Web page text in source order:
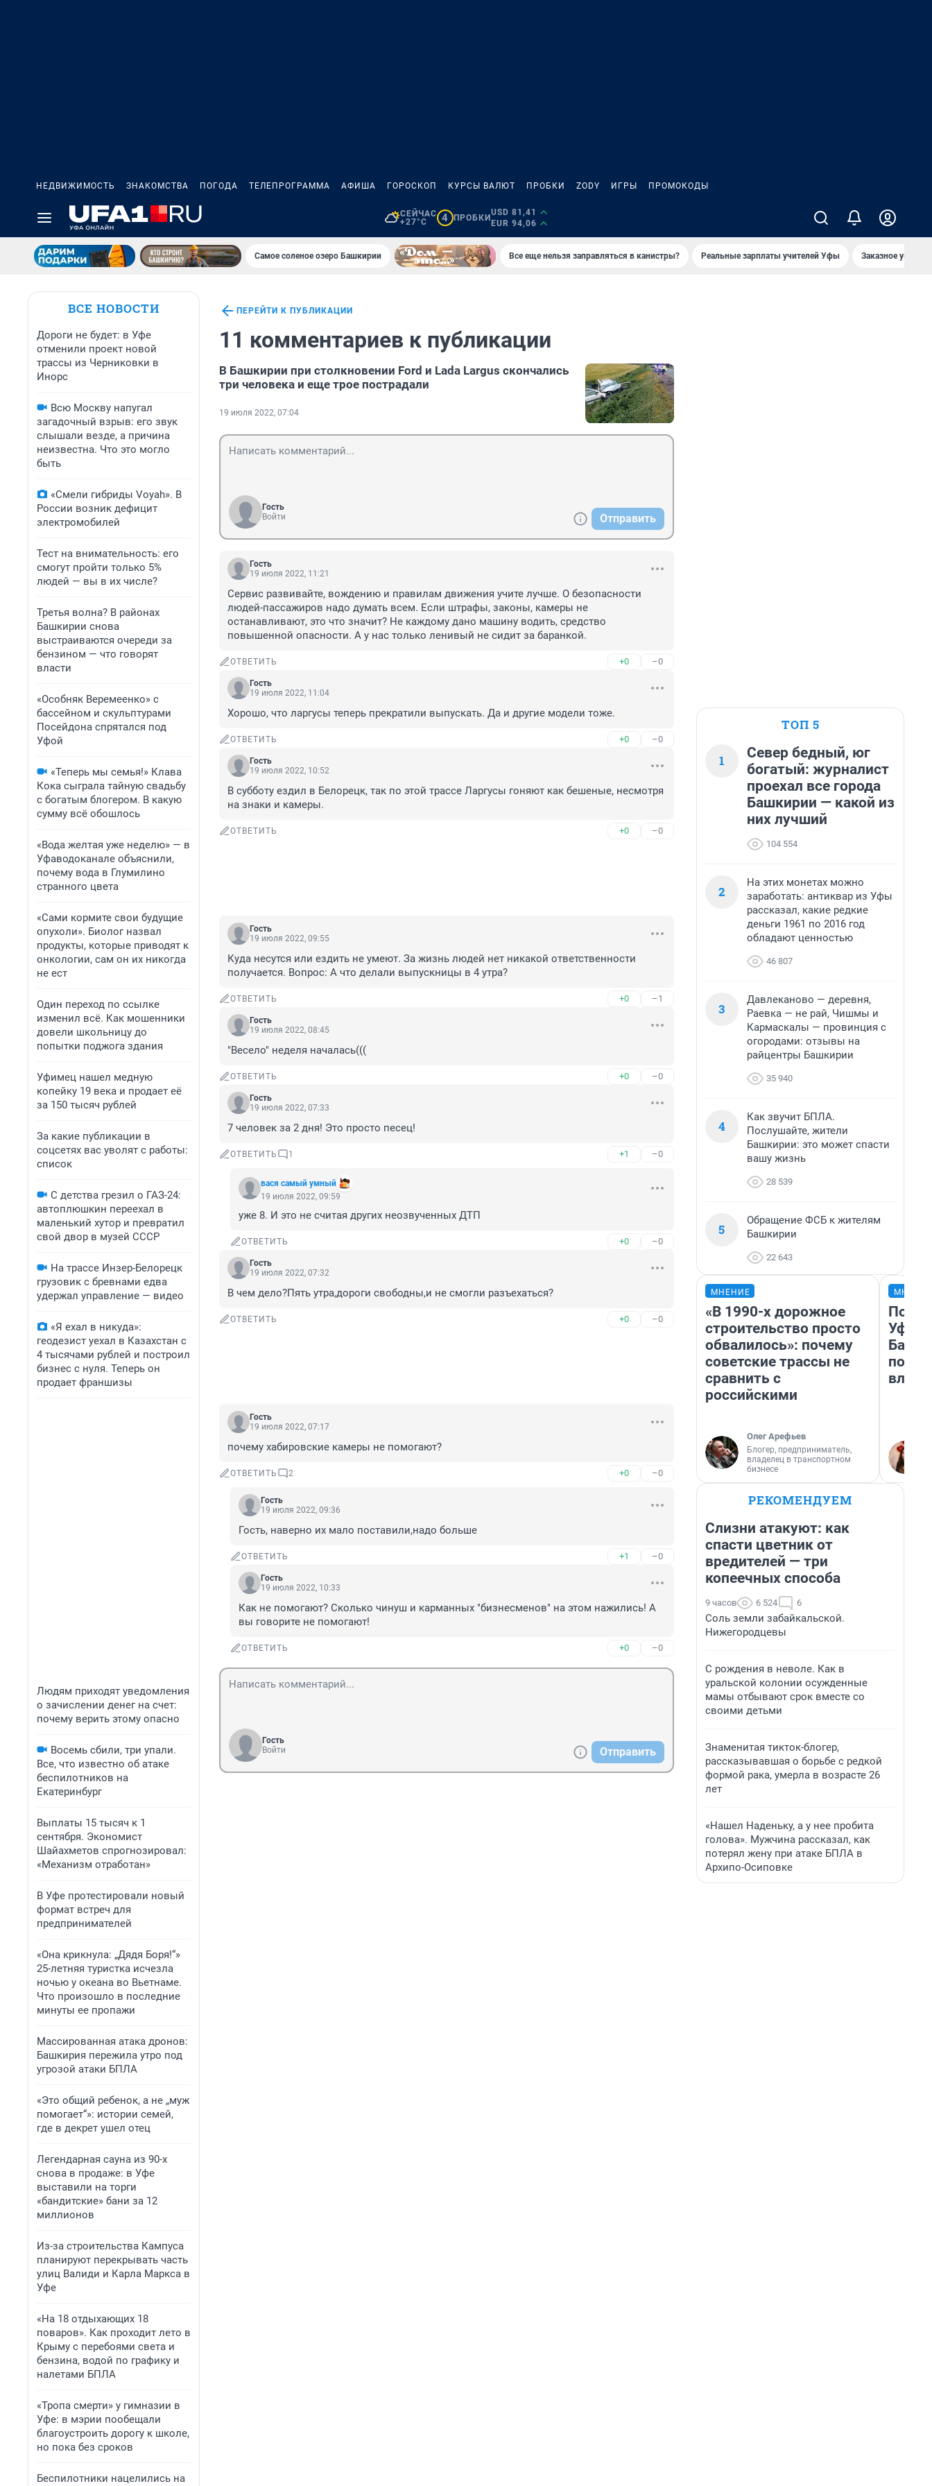
НЕДВИЖИМОСТЬ ЗНАКОМСТВА ПОГОДА ТЕЛЕПРОГРАММА АФИША ГОРОСКОП КУРСЫ ВАЛЮТ ПРОБКИ ZODY ИГРЫ ПРОМОКОДЫ
СЕЙЧАС
+27°C
4 ПРОБКИ
USD 81,41
EUR 94,06
Самое соленое озеро Башкирии Все еще нельзя заправляться в канистры? Реальные зарплаты учителей Уфы Заказное
ВСЕ НОВОСТИ
Дороги не будет: в Уфе
отменили проект новой
трассы из Черниковки в
Инорс
Всю Москву напугал
загадочный взрыв: его звук
слышали везде, а причина
неизвестна. Что это могло
быть
«Смели гибриды Voyah». В
России возник дефицит
электромобилей
Тест на внимательность: его
смогут пройти только 5%
людей — вы в их числе?
Третья волна? В районах
Башкирии снова
выстраиваются очереди за
бензином — что говорят
власти
«Особняк Веремеенко» с
бассейном и скульптурами
Посейдона спрятался под
Уфой
«Теперь мы семья!» Клава
Кока сыграла тайную свадьбу
с богатым блогером. В какую
сумму всё обошлось
«Вода желтая уже неделю» — в
Уфаводоканале объяснили,
почему вода в Глумилино
странного цвета
«Сами кормите свои будущие
опухоли». Биолог назвал
продукты, которые приводят к
онкологии, сам он их никогда
не ест
Один переход по ссылке
изменил всё. Как мошенники
довели школьницу до
попытки поджога здания
Уфимец нашел медную
копейку 19 века и продает её
за 150 тысяч рублей
За какие публикации в
соцсетях вас уволят с работы:
список
С детства грезил о ГАЗ-24:
автоплюшкин переехал в
маленький хутор и превратил
свой двор в музей СССР
На трассе Инзер-Белорецк
грузовик с бревнами едва
удержал управление — видео
«Я ехал в никуда»:
геодезист уехал в Казахстан с
4 тысячами рублей и построил
бизнес с нуля. Теперь он
продает франшизы
Людям приходят уведомления
о зачислении денег на счет:
почему верить этому опасно
Восемь сбили, три упали.
Все, что известно об атаке
беспилотников на
Екатеринбург
Выплаты 15 тысяч к 1
сентября. Экономист
Шайахметов спрогнозировал:
«Механизм отработан»
В Уфе протестировали новый
формат встреч для
предпринимателей
«Она крикнула: „Дядя Боря!“»
25-летняя туристка исчезла
ночью у океана во Вьетнаме.
Что произошло в последние
минуты ее пропажи
Массированная атака дронов:
Башкирия пережила утро под
угрозой атаки БПЛА
«Это общий ребенок, а не „муж
помогает“»: истории семей,
где в декрет ушел отец
Легендарная сауна из 90-х
снова в продаже: в Уфе
выставили на торги
«бандитские» бани за 12
миллионов
Из-за строительства Кампуса
планируют перекрывать часть
улиц Валиди и Карла Маркса в
Уфе
«На 18 отдыхающих 18
поваров». Как проходит лето в
Крыму с перебоями света и
бензина, водой по графику и
налетами БПЛА
«Тропа смерти» у гимназии в
Уфе: в мэрии пообещали
благоустроить дорогу к школе,
но пока без сроков
Беспилотники нацелились на
ПЕРЕЙТИ К ПУБЛИКАЦИИ
11 комментариев к публикации
В Башкирии при столкновении Ford и Lada Largus скончались
три человека и еще трое пострадали
19 июля 2022, 07:04
Гость
Войти
Отправить
Гость
19 июля 2022, 11:21
Сервис развивайте, вождению и правилам движения учите лучше. О безопасности
людей-пассажиров надо думать всем. Если штрафы, законы, камеры не
останавливают, это что значит? Не каждому дано машину водить, средство
повышенной опасности. А у нас только ленивый не сидит за баранкой.
ОТВЕТИТЬ +0 –0
Гость
19 июля 2022, 11:04
Хорошо, что ларгусы теперь прекратили выпускать. Да и другие модели тоже.
ОТВЕТИТЬ +0 –0
Гость
19 июля 2022, 10:52
В субботу ездил в Белорецк, так по этой трассе Ларгусы гоняют как бешеные, несмотря
на знаки и камеры.
ОТВЕТИТЬ +0 –0
Гость
19 июля 2022, 09:55
Куда несутся или ездить не умеют. За жизнь людей нет никакой ответственности
получается. Вопрос: А что делали выпускницы в 4 утра?
ОТВЕТИТЬ +0 –1
Гость
19 июля 2022, 08:45
"Весело" неделя началась(((
ОТВЕТИТЬ +0 –0
Гость
19 июля 2022, 07:33
7 человек за 2 дня! Это просто песец!
ОТВЕТИТЬ 1 +1 –0
вася самый умный
19 июля 2022, 09:59
уже 8. И это не считая других неозвученных ДТП
ОТВЕТИТЬ +0 –0
Гость
19 июля 2022, 07:32
В чем дело?Пять утра,дороги свободны,и не смогли разъехаться?
ОТВЕТИТЬ +0 –0
Гость
19 июля 2022, 07:17
почему хабировские камеры не помогают?
ОТВЕТИТЬ 2 +0 –0
Гость
19 июля 2022, 09:36
Гость, наверно их мало поставили,надо больше
ОТВЕТИТЬ +1 –0
Гость
19 июля 2022, 10:33
Как не помогают? Сколько чинуш и карманных "бизнесменов" на этом нажились! А
вы говорите не помогают!
ОТВЕТИТЬ +0 –0
Гость
Войти
Отправить
ТОП 5
1
Север бедный, юг
богатый: журналист
проехал все города
Башкирии — какой из
них лучший
104 554
2
На этих монетах можно
заработать: антиквар из Уфы
рассказал, какие редкие
деньги 1961 по 2016 год
обладают ценностью
46 807
3
Давлеканово — деревня,
Раевка — не рай, Чишмы и
Кармаскалы — провинция с
огородами: отзывы на
райцентры Башкирии
35 940
4
Как звучит БПЛА.
Послушайте, жители
Башкирии: это может спасти
вашу жизнь
28 539
5
Обращение ФСБ к жителям
Башкирии
22 643
МНЕНИЕ
«В 1990-х дорожное
строительство просто
обвалилось»: почему
советские трассы не
сравнить с
российскими
Олег Арефьев
Блогер, предприниматель,
владелец в транспортном
бизнесе
Уфы:
РЕКОМЕНДУЕМ
Слизни атакуют: как
спасти цветник от
вредителей — три
копеечных способа
9 часов 6 524 6
Соль земли забайкальской.
Нижегородцевы
С рождения в неволе. Как в
уральской колонии осужденные
мамы отбывают срок вместе со
своими детьми
Знаменитая тикток-блогер,
рассказывавшая о борьбе с редкой
формой рака, умерла в возрасте 26
лет
«Нашел Наденьку, а у нее пробита
голова». Мужчина рассказал, как
потерял жену при атаке БПЛА в
Архипо-Осиповке